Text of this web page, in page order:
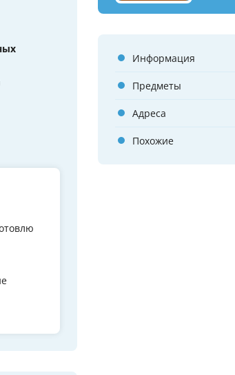
Информация
Предметы
Адреса
Похожие